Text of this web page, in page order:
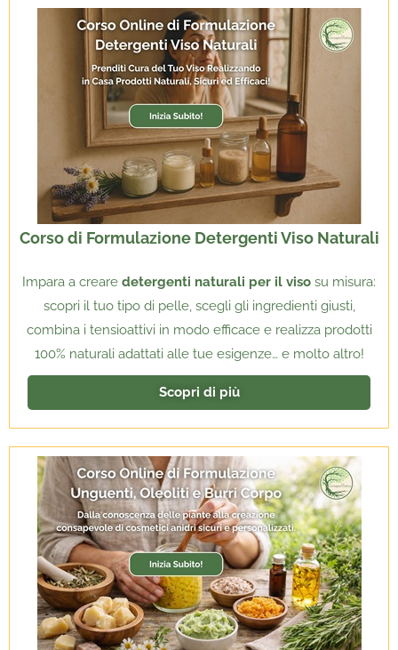
Corso di Formulazione Detergenti Viso Naturali
Impara a creare detergenti naturali per il viso su misura:
scopri il tuo tipo di pelle, scegli gli ingredienti giusti,
combina i tensioattivi in modo efficace e realizza prodotti
100% naturali adattati alle tue esigenze… e molto altro!
Scopri di più